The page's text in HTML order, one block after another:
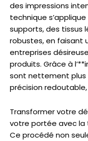
des impressions
technique
supports, des tissus
robustes, en faisant
entreprises
produits. Grâce à
sont nettement plus
précision
Transformer votre
votre portée avec la
Ce procédé non